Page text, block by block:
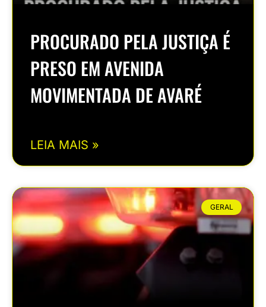
PROCURADO PELA JUSTIÇA É
PRESO EM AVENIDA
MOVIMENTADA DE AVARÉ
LEIA MAIS »
GERAL